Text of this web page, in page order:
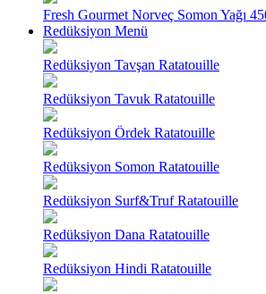
Fresh Gourmet Norveç Somon Yağı
Redüksiyon Menü
Redüksiyon Tavşan Ratatouille
Redüksiyon Tavuk Ratatouille
Redüksiyon Ördek Ratatouille
Redüksiyon Somon Ratatouille
Redüksiyon Surf&Truf Ratatouille
Redüksiyon Dana Ratatouille
Redüksiyon Hindi Ratatouille